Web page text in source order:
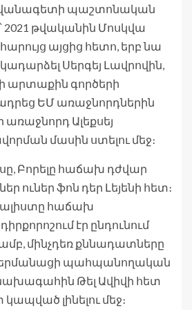
պաշտոնական
2021 թվականին Մոսկվա
այցից հետո, երբ նա
Սերգեյ Լավրովին,
արտաքին գործերի
ԵՄ առաջնորդներին
առաջնորդ Ալեքսեյ
մասին ստելու մեջ։
Բորելը հաճախ դժվար
ուներ ֆոն դեր Լեյենի հետ։
հաճախ
էր ընդունում
մինչդեռ քննադատները
պահպանողական
Թել Ավիվի հետ
լինելու մեջ։